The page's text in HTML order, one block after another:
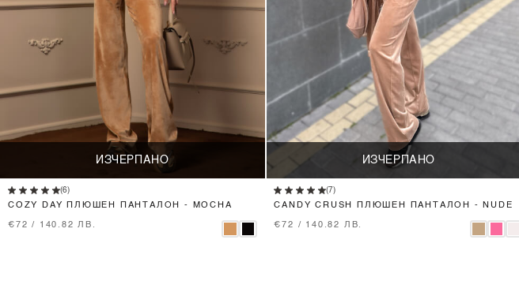
ИЗЧЕРПАНО
(6)
COZY DAY ПЛЮШЕН ПАНТАЛОН - MOCHA
€72 / 140.82 ЛВ.
ИЗЧЕРПАНО
(7)
CANDY CRUSH ПЛЮШЕН ПАНТАЛОН - NUDE
€72 / 140.82 ЛВ.